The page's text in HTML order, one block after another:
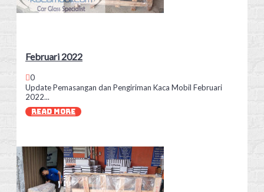
Februari 2022
0
Update Pemasangan dan Pengiriman Kaca Mobil Februari
2022...
READ MORE